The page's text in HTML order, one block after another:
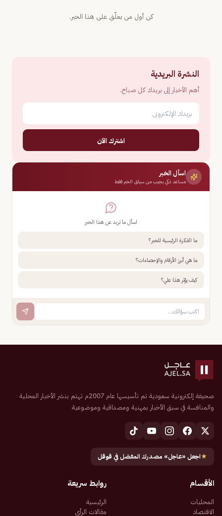
كن أول من يعلّق على هذا الخبر.
النشرة البريدية
أهم الأخبار إلى بريدك كل صباح.
اشترك الآن
اسأل الخبر
مساعد ذكي يجيب من سياق الخبر فقط
اسأل ما تريد عن هذا الخبر
ما الفكرة الرئيسية للخبر؟
ما هي أبرز الأرقام والإحصاءات؟
كيف يؤثر هذا علي؟
صحيفة إلكترونية سعودية تم تأسيسها عام 2007م تهتم بنشر الأخبار المحلية
والمنافسة في سبق الأخبار بمهنية ومصداقية وموضوعية
★اجعل «عاجل» مصدرك المفضل في قوقل
الأقسام
المحليات
الاقتصاد
روابط سريعة
الرئيسية
مقالات الرأي